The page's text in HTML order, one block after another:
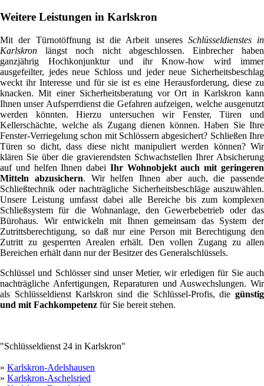
Weitere Leistungen in Karlskron
Mit der Türnotöffnung ist die Arbeit unseres Schlüsseldienstes in
Karlskron längst noch nicht abgeschlossen. Einbrecher haben
ganzjährig Hochkonjunktur und ihr Know-how wird immer
ausgefeilter, jedes neue Schloss und jeder neue Sicherheitsbeschlag
weckt ihr Interesse und für sie ist es eine Herausforderung, diese zu
knacken. Mit einer Sicherheitsberatung vor Ort in Karlskron kann
Ihnen unser Aufsperrdienst die Gefahren aufzeigen, welche ausgenutzt
werden könnten. Hierzu untersuchen wir Fenster, Türen und
Kellerschächte, welche als Zugang dienen können. Haben Sie Ihre
Fenster-Verriegelung schon mit Schlössern abgesichert? Schließen Ihre
Türen so dicht, dass diese nicht manipuliert werden können? Wir
klären Sie über die gravierendsten Schwachstellen Ihrer Absicherung
auf und helfen Ihnen dabei Ihr Wohnobjekt auch mit geringeren
Mitteln abzusichern. Wir helfen Ihnen aber auch, die passende
Schließtechnik oder nachträgliche Sicherheitsbeschläge auszuwählen.
Unsere Leistung umfasst dabei alle Bereiche bis zum komplexen
Schließsystem für die Wohnanlage, den Gewerbebetrieb oder das
Bürohaus. Wir entwickeln mit Ihnen gemeinsam das System der
Zutrittsberechtigung, so daß nur eine Person mit Berechtigung den
Zutritt zu gesperrten Arealen erhält. Den vollen Zugang zu allen
Bereichen erhält dann nur der Besitzer des Generalschlüssels.
Schlüssel und Schlösser sind unser Metier, wir erledigen für Sie auch
nachträgliche Anfertigungen, Reparaturen und Auswechslungen. Wir
als Schlüsseldienst Karlskron sind die Schlüssel-Profis, die günstig
und mit Fachkompetenz für Sie bereit stehen.
"Schlüsseldienst 24 in Karlskron"
» Karlskron-Adelshausen
» Karlskron-Aschelsried